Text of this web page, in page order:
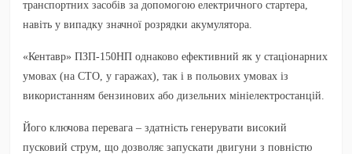
транспортних засобів за допомогою електричного стартера,
навіть у випадку значної розрядки акумулятора.
«Кентавр» ПЗП-150НП однаково ефективний як у стаціонарних
умовах (на СТО, у гаражах), так і в польових умовах із
використанням бензинових або дизельних мініелектростанцій.
Його ключова перевага – здатність генерувати високий
пусковий струм, що дозволяє запускати двигуни з повністю